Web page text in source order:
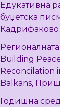
:Едукативна
буџетска
Кадрифаково
Building
Reconcilation
Balkans,
Годишна